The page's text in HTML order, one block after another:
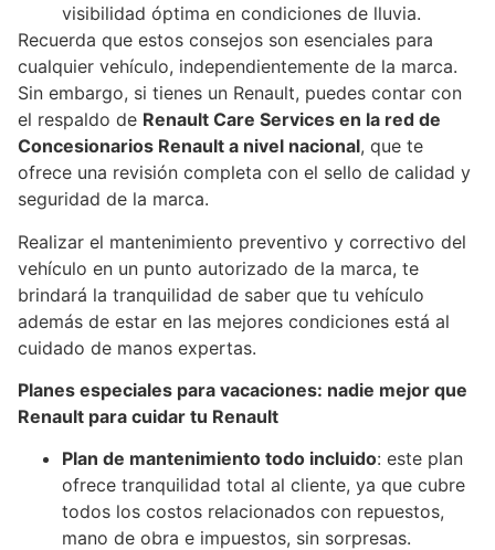
visibilidad óptima en condiciones de lluvia.
Recuerda que estos consejos son esenciales para
cualquier vehículo, independientemente de la marca.
Sin embargo, si tienes un Renault, puedes contar con
el respaldo de Renault Care Services en la red de
Concesionarios Renault a nivel nacional, que te
ofrece una revisión completa con el sello de calidad y
seguridad de la marca.
Realizar el mantenimiento preventivo y correctivo del
vehículo en un punto autorizado de la marca, te
brindará la tranquilidad de saber que tu vehículo
además de estar en las mejores condiciones está al
cuidado de manos expertas.
Planes especiales para vacaciones: nadie mejor que
Renault para cuidar tu Renault
Plan de mantenimiento todo incluido: este plan
ofrece tranquilidad total al cliente, ya que cubre
todos los costos relacionados con repuestos,
mano de obra e impuestos, sin sorpresas.